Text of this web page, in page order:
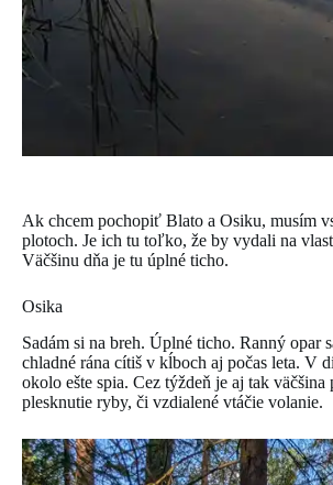
Ak chcem pochopiť Blato a Osiku, musím
plotoch. Je ich tu toľko, že by vydali na
Väčšinu dňa je tu úplné ticho.
Osika
Sadám si na breh. Úplné ticho. Ranný
chladné rána cítiš v kĺboch aj počas leta. V
okolo ešte spia. Cez týždeň je aj tak
plesknutie ryby, či vzdialené vtáčie volanie.